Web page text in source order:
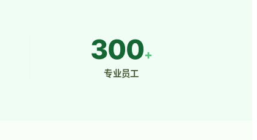
300+
专业员工